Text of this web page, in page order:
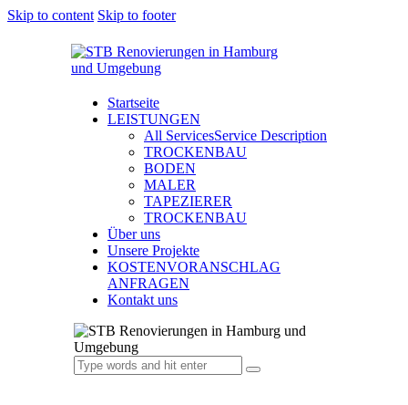
Skip to content Skip to footer
Startseite
LEISTUNGEN
All ServicesService Description
TROCKENBAU
BODEN
MALER
TAPEZIERER
TROCKENBAU
Über uns
Unsere Projekte
KOSTENVORANSCHLAG
ANFRAGEN
Kontakt uns